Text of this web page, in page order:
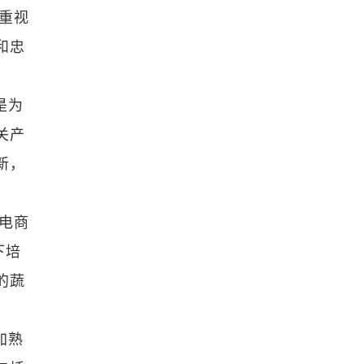
视
忠
为
产
商
培
蔬
熟